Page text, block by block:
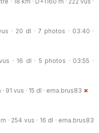
· 20 dl · 7 photos · 03:40 ·
· 16 dl · 5 photos · 03:55 ·
vus · 15 dl · ema.brus83
· 254 vus · 16 dl · ema.brus83